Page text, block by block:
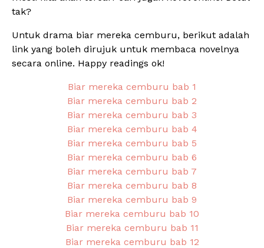
tak?
Untuk drama biar mereka cemburu, berikut adalah
link yang boleh dirujuk untuk membaca novelnya
secara online. Happy readings ok!
Biar mereka cemburu bab 1
Biar mereka cemburu bab 2
Biar mereka cemburu bab 3
Biar mereka cemburu bab 4
Biar mereka cemburu bab 5
Biar mereka cemburu bab 6
Biar mereka cemburu bab 7
Biar mereka cemburu bab 8
Biar mereka cemburu bab 9
Biar mereka cemburu bab 10
Biar mereka cemburu bab 11
Biar mereka cemburu bab 12